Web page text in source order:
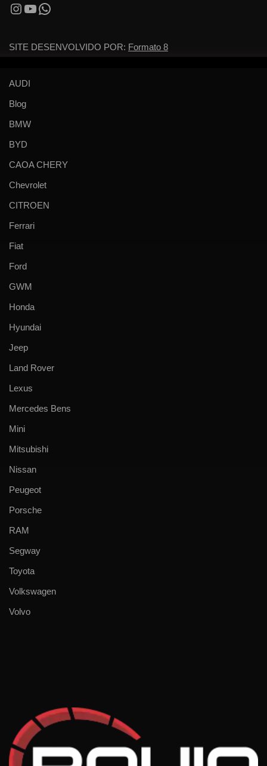
SITE DESENVOLVIDO POR: Formato 8
AUDI
Blog
BMW
BYD
CAOA CHERY
Chevrolet
CITROEN
Ferrari
Fiat
Ford
GWM
Honda
Hyundai
Jeep
Land Rover
Lexus
Mercedes Bens
Mini
Mitsubishi
Nissan
Peugeot
Porsche
RAM
Segway
Toyota
Volkswagen
Volvo